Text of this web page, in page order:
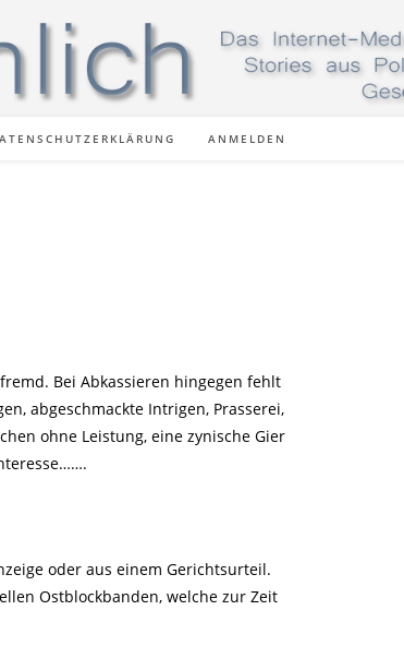
ANMELDEN
Bei Abkassieren hingegen fehlt
abgeschmackte Intrigen, Prasserei,
ohne Leistung, eine zynische Gier
oder aus einem Gerichtsurteil.
Ostblockbanden, welche zur Zeit